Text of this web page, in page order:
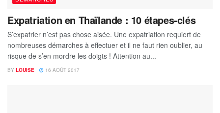
Expatriation en Thaïlande : 10 étapes-clés
S’expatrier n’est pas chose aisée. Une expatriation requiert de
nombreuses démarches à effectuer et il ne faut rien oublier, au
risque de s’en mordre les doigts ! Attention au...
BY LOUISE 16 AOÛT 2017